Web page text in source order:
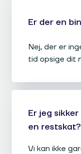
Er der en
Nej, der er
tid opsige dit
Er jeg
en restskat?
Vi kan ikke